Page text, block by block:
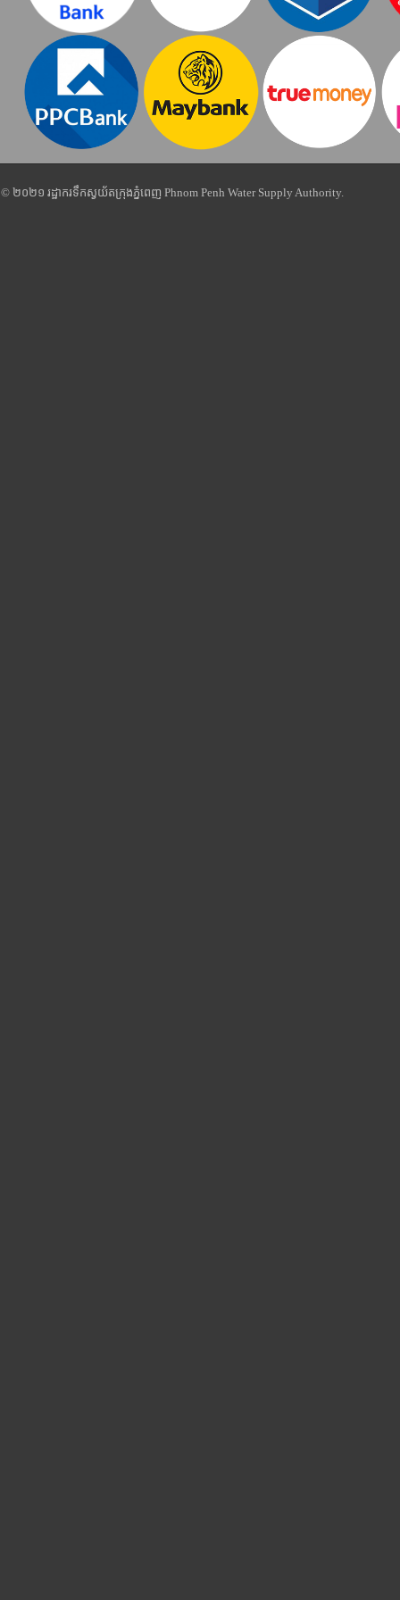
© ២០២១ រដ្ឋាករទឹកស្វយ័តក្រុងភ្នំពេញ Phnom Penh Water Supply Authority.